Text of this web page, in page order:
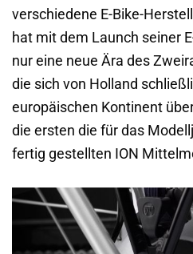
verschiedene E-Bike-
hat mit dem Launch seiner
nur eine neue Ära des
die sich von Holland
europäischen Kontinent
die ersten die für das
fertig gestellten ION